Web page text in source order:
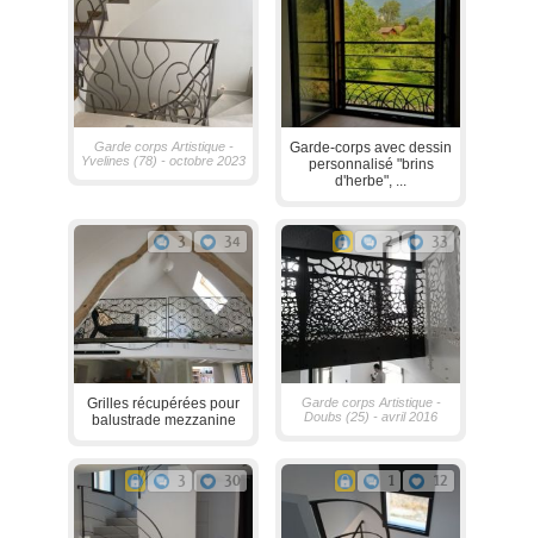
Garde corps Artistique -
Yvelines (78) - octobre 2023
Garde-corps avec dessin
personnalisé "brins
d'herbe", ...
3 34
Grilles récupérées pour
balustrade mezzanine
2 33
Garde corps Artistique -
Doubs (25) - avril 2016
3 30 1 12